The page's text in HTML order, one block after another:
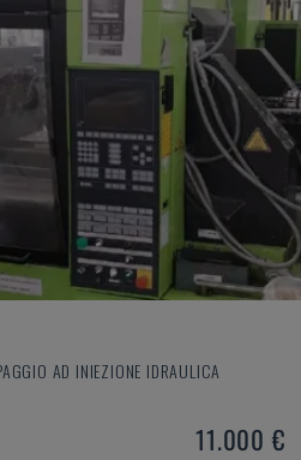
AD INIEZIONE IDRAULICA
11.000 €